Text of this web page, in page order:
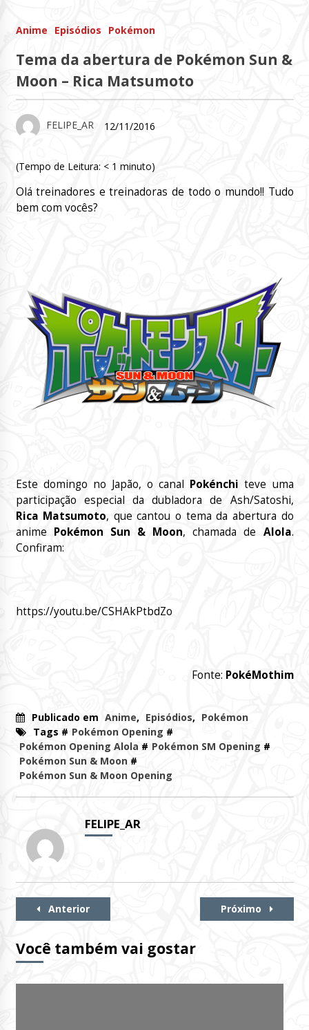
Anime Episódios Pokémon
Tema da abertura de Pokémon Sun &
Moon – Rica Matsumoto
FELIPE_AR 12/11/2016
(Tempo de Leitura: < 1 minuto)
Olá treinadores e treinadoras de todo o mundo!! Tudo
bem com vocês?
Este domingo no Japão, o canal Pokénchi teve uma
participação especial da dubladora de Ash/Satoshi,
Rica Matsumoto, que cantou o tema da abertura do
anime Pokémon Sun & Moon, chamada de Alola.
Confiram:
https://youtu.be/CSHAkPtbdZo
Fonte: PokéMothim
Publicado em Anime, Episódios, Pokémon
Tags # Pokémon Opening #
Pokémon Opening Alola # Pokémon SM Opening #
Pokémon Sun & Moon#
Pokémon Sun & Moon Opening
FELIPE_AR
Continue
Anterior Próximo
Você também vai gostar